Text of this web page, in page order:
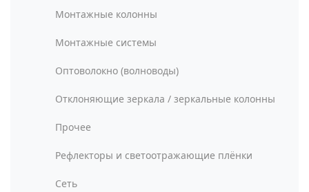
Монтажные колонны
Монтажные системы
Оптоволокно (волноводы)
Отклоняющие зеркала / зеркальные колонны
Прочее
Рефлекторы и светоотражающие плёнки
Сеть